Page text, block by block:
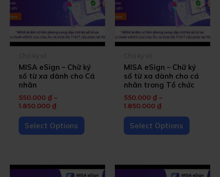
Chữ ký số
MISA eSign – Chữ ký
số từ xa dành cho Cá
nhân
550.000 ₫–
1.850.000 ₫
Select Options
Chữ ký số
MISA eSign – Chữ ký
số từ xa dành cho cá
nhân trong Tổ chức
550.000 ₫–
1.850.000 ₫
Select Options